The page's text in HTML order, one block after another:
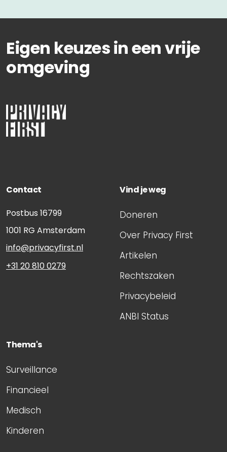
Eigen keuzes in een vrije
omgeving
Contact
Postbus 16799
1001 RG Amsterdam
info@privacyfirst.nl
+31 20 810 0279
Vind je weg
Doneren
Over Privacy First
Artikelen
Rechtszaken
Privacybeleid
ANBI Status
Thema's
Surveillance
Financieel
Medisch
Kinderen